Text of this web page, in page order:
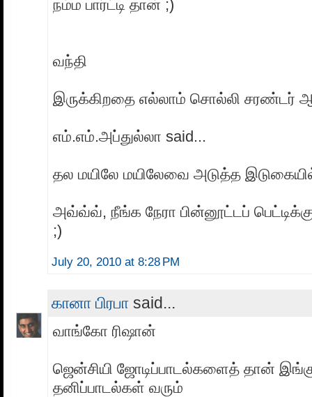
நம்ம பார்ட்டி தான் ;)
வந்தி
இருக்கிறதை எல்லாம் சொல்லி சரண்டர்
எம்.எம்.அப்துல்லா said...
தல மயிலே மயிலேவை அடுத்த
அவ்வ்வ், நீங்க நேரா பின்னூட்டப்
;)
July 20, 2010 at 8:28 PM
கானா பிரபா said...
வாங்கோ ரிஷான்
ஜென்சியி ஜோடிப்பாடல்களைத் தான்
தனிப்பாடல்கள் வரும்